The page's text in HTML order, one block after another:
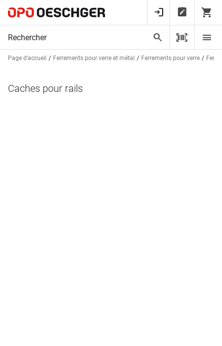
Page d’accueil Ferrements pour verre et métal Ferrements pour verre
Caches pour rails